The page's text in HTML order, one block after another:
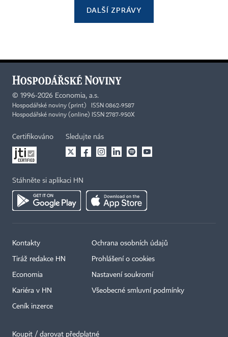
DALŠÍ ZPRÁVY
© 1996-2026 Economia, a.s.
Hospodářské noviny (print) ISSN 0862-9587
Hospodářské noviny (online) ISSN 2787-950X
Certifikováno Sledujte nás
Stáhněte si aplikaci HN
Kontakty
Tiráž redakce HN
Economia
Kariéra v HN
Ceník inzerce
Ochrana osobních údajů
Prohlášení o cookies
Nastavení soukromí
Všeobecné smluvní podmínky
Koupit / darovat předplatné